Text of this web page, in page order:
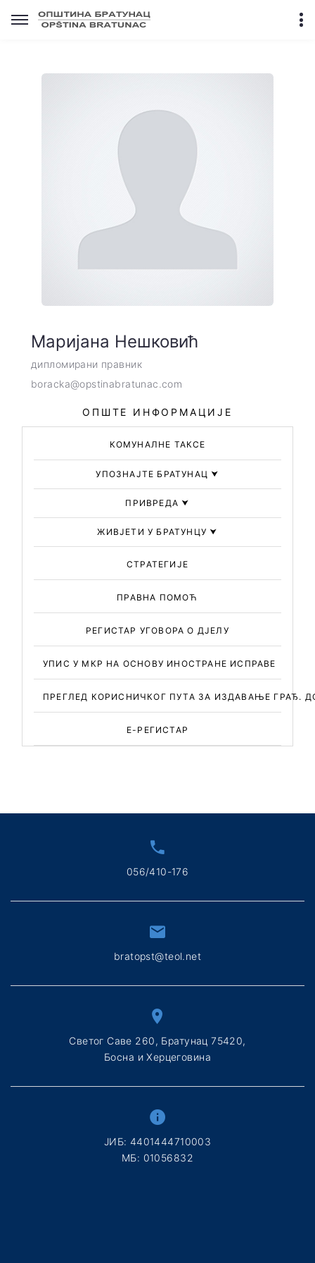
Маријана Нешковић
дипломирани правник
boracka@opstinabratunac.com
ОПШТЕ ИНФОРМАЦИЈЕ
КОМУНАЛНЕ ТАКСЕ
УПОЗНАЈТЕ БРАТУНАЦ ⮟
ПРИВРЕДА ⮟
ЖИВЈЕТИ У БРАТУНЦУ ⮟
СТРАТЕГИЈЕ
ПРАВНА ПОМОЋ
РЕГИСТАР УГОВОРА О ДЈЕЛУ
УПИС У МКР НА ОСНОВУ ИНОСТРАНЕ ИСПРАВЕ
ПРЕГЛЕД КОРИСНИЧКОГ ПУТА ЗА ИЗДАВАЊЕ ГРАЂ.
Е-РЕГИСТАР
056/410-176
bratopst@teol.net
Светог Саве 260, Братунац 75420,
Босна и Херцеговина
ЈИБ: 4401444710003
МБ: 01056832